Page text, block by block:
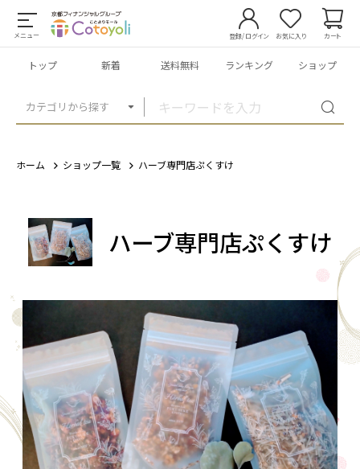
メニュー
カテゴリから探す
登録/ログイン お気に入り カート
トップ 新着 送料無料 ランキング ショップ
ホーム ショップ一覧 ハーブ専門店ぷくすけ
ハーブ専門店ぷくすけ